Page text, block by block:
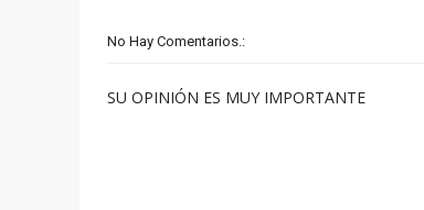
No Hay Comentarios.:
SU OPINIÓN ES MUY IMPORTANTE